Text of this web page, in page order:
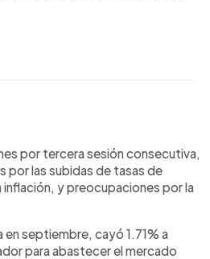
por tercera sesión consecutiva,
por las subidas de tasas de
y preocupaciones por la
en septiembre, cayó 1.71% a
para abastecer el mercado